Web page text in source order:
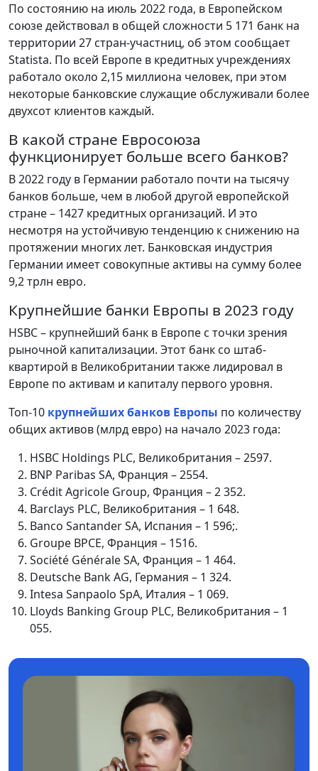
По состоянию на июль 2022 года, в Европейском
союзе действовал в общей сложности 5 171 банк на
территории 27 стран-участниц, об этом сообщает
Statista. По всей Европе в кредитных учреждениях
работало около 2,15 миллиона человек, при этом
некоторые банковские служащие обслуживали более
двухсот клиентов каждый.
В какой стране Евросоюза
функционирует больше всего банков?
В 2022 году в Германии работало почти на тысячу
банков больше, чем в любой другой европейской
стране – 1427 кредитных организаций. И это
несмотря на устойчивую тенденцию к снижению на
протяжении многих лет. Банковская индустрия
Германии имеет совокупные активы на сумму более
9,2 трлн евро.
Крупнейшие банки Европы в 2023 году
HSBC – крупнейший банк в Европе с точки зрения
рыночной капитализации. Этот банк со штаб-
квартирой в Великобритании также лидировал в
Европе по активам и капиталу первого уровня.
Топ-10 крупнейших банков Европы по количеству
общих активов (млрд евро) на начало 2023 года:
HSBC Holdings PLC, Великобритания – 2597.
BNP Paribas SA, Франция – 2554.
Crédit Agricole Group, Франция – 2 352.
Barclays PLC, Великобритания – 1 648.
Banco Santander SA, Испания – 1 596;.
Groupe BPCE, Франция – 1516.
Société Générale SA, Франция – 1 464.
Deutsche Bank AG, Германия – 1 324.
Intesa Sanpaolo SpA, Италия – 1 069.
Lloyds Banking Group PLC, Великобритания – 1
055.